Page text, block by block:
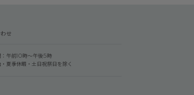
せ
：午前10時～午後5時
夏季休暇・土日祝祭日を除く